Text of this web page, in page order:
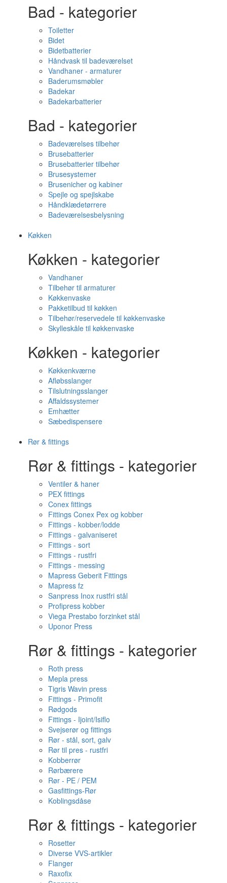
Bad - kategorier
Toiletter
Bidet
Bidetbatterier
Håndvask til badeværelset
Vandhaner - armaturer
Baderumsmøbler
Badekar
Badekarbatterier
Bad - kategorier
Badeværelses tilbehør
Brusebatterier
Brusebatterier tilbehør
Brusesystemer
Brusenicher og kabiner
Spejle og spejlskabe
Håndklædetørrere
Badeværelsesbelysning
Køkken
Køkken - kategorier
Vandhaner
Tilbehør til armaturer
Køkkenvaske
Pakketilbud til køkken
Tilbehør/reservedele til køkkenvaske
Skylleskåle til køkkenvaske
Køkken - kategorier
Køkkenkværne
Afløbsslanger
Tilslutningsslanger
Affaldssystemer
Emhætter
Sæbedispensere
Rør & fittings
Rør & fittings - kategorier
Ventiler & haner
PEX fittings
Conex fittings
Fittings Conex Pex og kobber
Fittings - kobber/lodde
Fittings - galvaniseret
Fittings - sort
Fittings - rustfri
Fittings - messing
Mapress Geberit Fittings
Mapress fz
Sanpress Inox rustfri stål
Profipress kobber
Viega Prestabo forzinket stål
Uponor Press
Rør & fittings - kategorier
Roth press
Mepla press
Tigris Wavin press
Fittings - Primofit
Rødgods
Fittings - Ijoint/Isiflo
Svejserør og fittings
Rør - stål, sort, galv
Rør til pres - rustfri
Kobberrør
Rørbærere
Rør - PE / PEM
Gasfittings-Rør
Koblingsdåse
Rør & fittings - kategorier
Rosetter
Diverse VVS-artikler
Flanger
Raxofix